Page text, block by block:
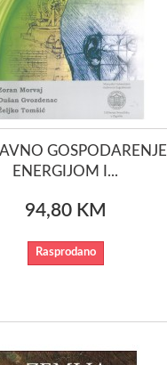
GOSPODARENJE
ENERGIJOM I...
94,80 KM
Rasprodano